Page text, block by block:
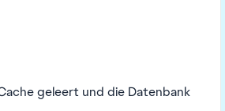
geleert und die Datenbank